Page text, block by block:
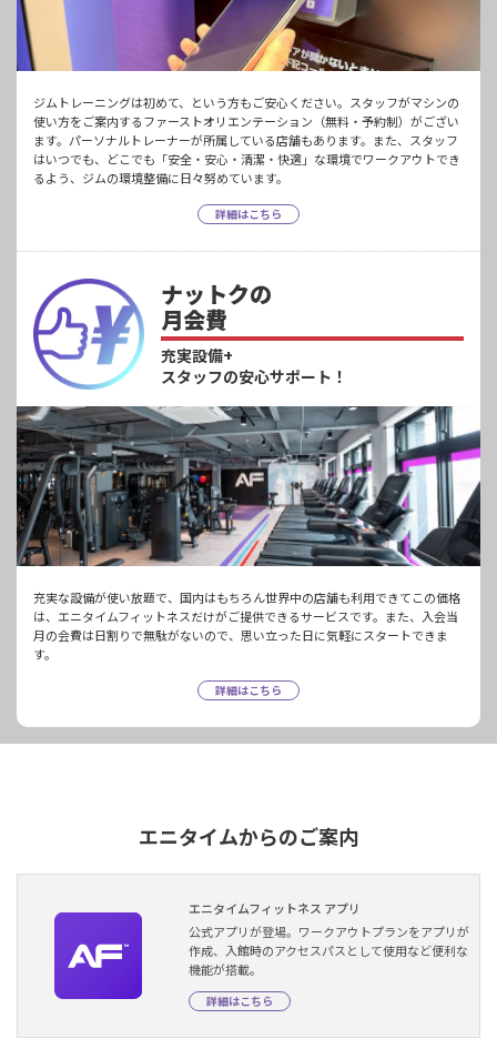
ジムトレーニングは初めて、という方もご安心ください。スタッフがマシンの
使い方をご案内するファーストオリエンテーション（無料・予約制）がござい
ます。パーソナルトレーナーが所属している店舗もあります。また、スタッフ
はいつでも、どこでも「安全・安心・清潔・快適」な環境でワークアウトでき
るよう、ジムの環境整備に日々努めています。
詳細はこちら
ナットクの
月会費
充実設備+
スタッフの安心サポート！
充実な設備が使い放題で、国内はもちろん世界中の店舗も利用できてこの価格
は、エニタイムフィットネスだけがご提供できるサービスです。また、入会当
月の会費は日割りで無駄がないので、思い立った日に気軽にスタートできま
す。
詳細はこちら
エニタイムからのご案内
エニタイムフィットネス アプリ
公式アプリが登場。ワークアウトプランをアプリが
作成、入館時のアクセスパスとして使用など便利な
機能が搭載。
詳細はこちら